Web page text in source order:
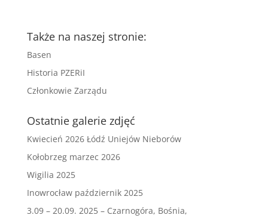
Także na naszej stronie:
Basen
Historia PZERiI
Członkowie Zarządu
Ostatnie galerie zdjęć
Kwiecień 2026 Łódź Uniejów Nieborów
Kołobrzeg marzec 2026
Wigilia 2025
Inowrocław październik 2025
3.09 – 20.09. 2025 – Czarnogóra, Bośnia,